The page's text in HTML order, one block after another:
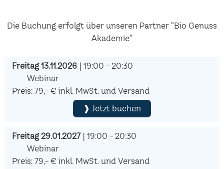
Die Buchung erfolgt über unseren Partner "Bio Genuss
Akademie"
Freitag 13.11.2026| 19:00 - 20:30
Webinar
Preis: 79,- € inkl. MwSt. und Versand
❱ Jetzt buchen
Freitag 29.01.2027| 19:00 - 20:30
Webinar
Preis: 79,- € inkl. MwSt. und Versand